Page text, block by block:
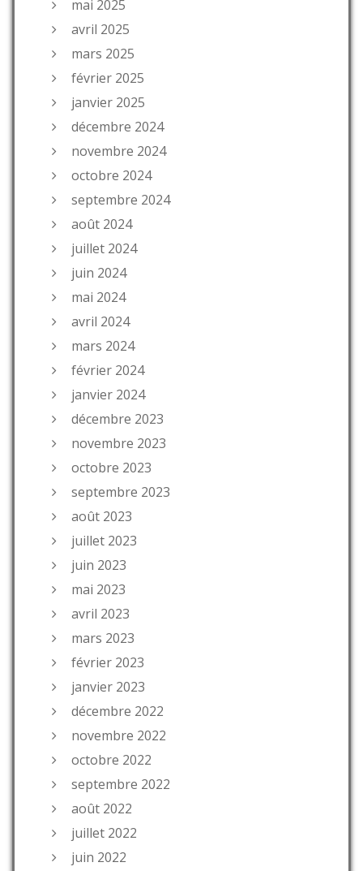
mai 2025
avril 2025
mars 2025
février 2025
janvier 2025
décembre 2024
novembre 2024
octobre 2024
septembre 2024
août 2024
juillet 2024
juin 2024
mai 2024
avril 2024
mars 2024
février 2024
janvier 2024
décembre 2023
novembre 2023
octobre 2023
septembre 2023
août 2023
juillet 2023
juin 2023
mai 2023
avril 2023
mars 2023
février 2023
janvier 2023
décembre 2022
novembre 2022
octobre 2022
septembre 2022
août 2022
juillet 2022
juin 2022